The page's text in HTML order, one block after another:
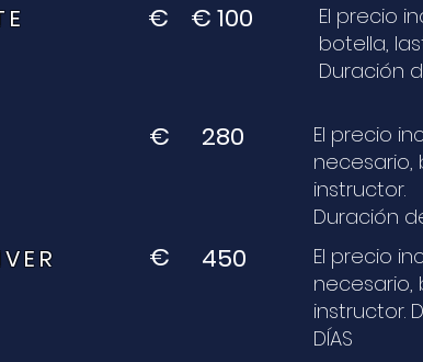
€ € 100
El precio
botella,
Duración
€ 280
El precio
necesario,
instructor.
Duración
€ 450
El precio
necesario,
instructor.
DÍAS